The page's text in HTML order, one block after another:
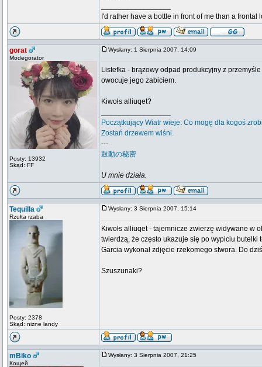
I'd rather have a bottle in front of me than a frontal
gorat
Modegorator
Posty: 13932
Skąd: FF
Wysłany: 1 Sierpnia 2007, 14:09
Listefka - brązowy odpad produkcyjny z
owocuje jego zabiciem.
Kiwołs alliuqet?
Początkujący Wiatr wieje: Co mogę dla kogoś
Zostań drzewem wiśni.
---
鼓動の秘密
U mnie działa.
Tequilla
Rzułta rzaba
Posty: 2378
Skąd: niżne landy
Wysłany: 3 Sierpnia 2007, 15:14
Kiwołs alliuqet - tajemnicze zwierzę widywane w
twierdzą, że często ukazuje się po wypiciu
Garcia wykonał zdjęcie rzekomego stwora. Do
Szuszunaki?
mBiko
Кощей
Wysłany: 3 Sierpnia 2007, 21:25